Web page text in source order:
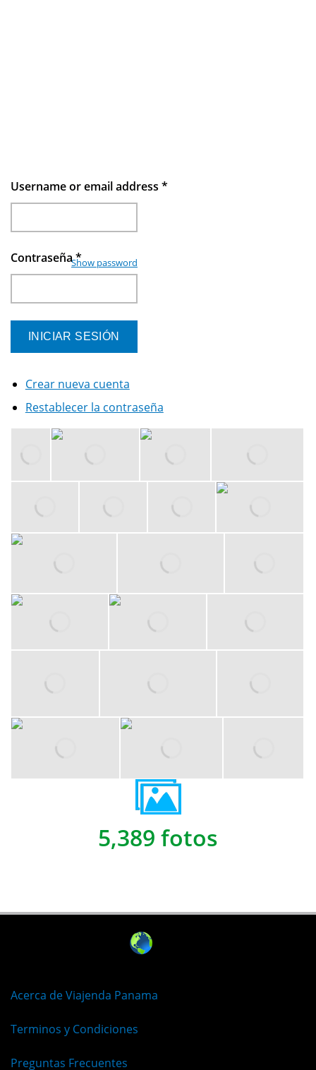
Username or email address *
Contraseña*
Show password
Crear nueva cuenta
Restablecer la contraseña
5,389 fotos
Acerca de Viajenda Panama
Terminos y Condiciones
Preguntas Frecuentes